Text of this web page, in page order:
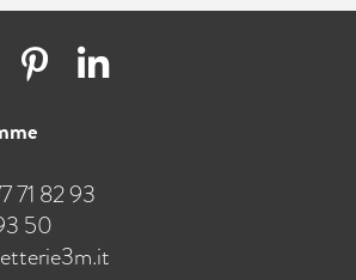
71 82 93
50